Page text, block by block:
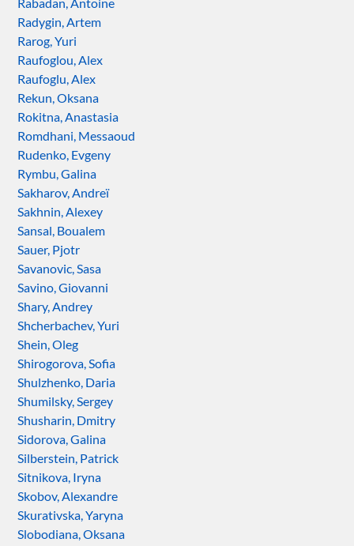
Radygin, Artem
Rarog, Yuri
Raufoglou, Alex
Raufoglu, Alex
Rekun, Oksana
Rokitna, Anastasia
Romdhani, Messaoud
Rudenko, Evgeny
Rymbu, Galina
Sakharov, Andreï
Sakhnin, Alexey
Sansal, Boualem
Sauer, Pjotr
Savanovic, Sasa
Savino, Giovanni
Shary, Andrey
Shcherbachev, Yuri
Shein, Oleg
Shirogorova, Sofia
Shulzhenko, Daria
Shumilsky, Sergey
Shusharin, Dmitry
Sidorova, Galina
Silberstein, Patrick
Sitnikova, Iryna
Skobov, Alexandre
Skurativska, Yaryna
Slobodiana, Oksana